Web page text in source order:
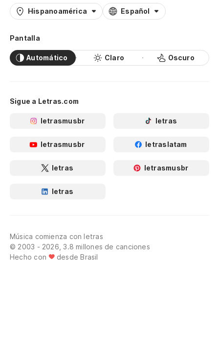
Hispanoamérica Español
Pantalla
Automático Claro Oscuro
Sigue a Letras.com
letrasmusbr letras
letrasmusbr letraslatam
letras letrasmusbr
letras
Música comienza con letras
© 2003 - 2026, 3.8 millones de canciones
Hecho con
desde Brasil